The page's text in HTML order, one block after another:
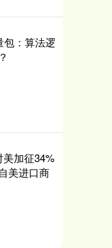
包：算法逻
加征34%
美进口商